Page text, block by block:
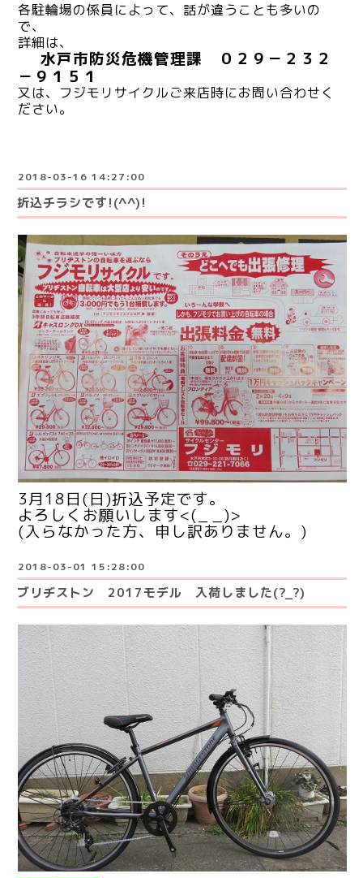
各駐輪場の係員によって、話が違うことも多いの
で、
詳細は、
水戸市防災危機管理課 ０２９－２３２
－９１５１
又は、フジモリサイクルご来店時にお問い合わせく
ださい。
2018-03-16 14:27:00
折込チラシです!(^^)!
3月18日(日)折込予定です。
よろしくお願いします<(_ _)>
(入らなかった方、申し訳ありません。)
2018-03-01 15:28:00
ブリヂストン 2017モデル 入荷しました(?_?)